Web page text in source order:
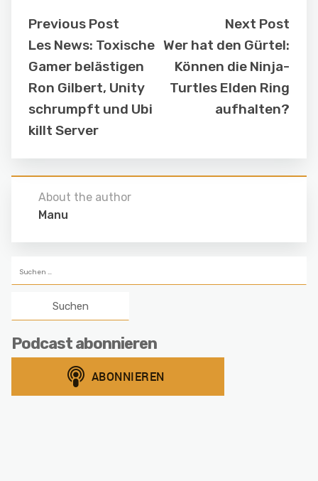
Previous Post
Les News: Toxische
Gamer belästigen
Ron Gilbert, Unity
schrumpft und Ubi
killt Server
Next Post
Wer hat den Gürtel:
Können die Ninja-
Turtles Elden Ring
aufhalten?
About the author
Manu
nach:
Podcast abonnieren